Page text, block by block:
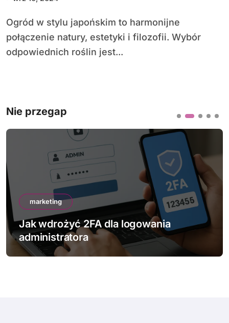
Ogród w stylu japońskim to harmonijne
połączenie natury, estetyki i filozofii. Wybór
odpowiednich roślin jest...
Nie przegap
marketing
Jak wdrożyć 2FA dla logowania
administratora